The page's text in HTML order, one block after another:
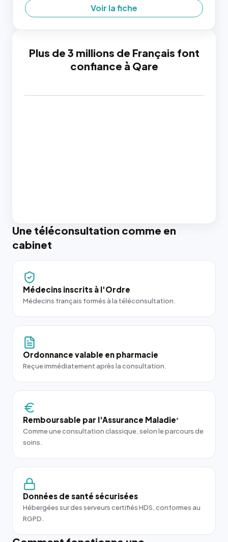
Voir la fiche
Plus de 3 millions de Français font
confiance à Qare
Une téléconsultation comme en
cabinet
Médecins inscrits à l'Ordre
Médecins français formés à la téléconsultation.
Ordonnance valable en pharmacie
Reçue immédiatement après la consultation.
Remboursable par l'Assurance Maladie*
Comme une consultation classique, selon le parcours de
soins.
Données de santé sécurisées
Hébergées sur des serveurs certifiés HDS, conformes au
RGPD.